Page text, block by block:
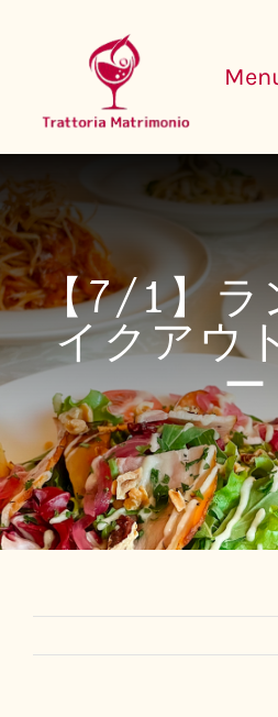
content
MENU
PARTY
ACCESS
WEB SHOP
RESERVATION
【7/1】ラ
イクアウ
ー